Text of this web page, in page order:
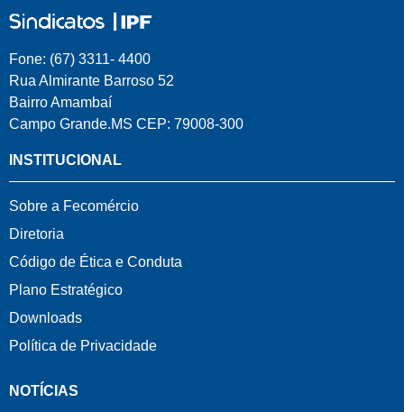
Fone: (67) 3311- 4400
Rua Almirante Barroso 52
Bairro Amambaí
Campo Grande.MS CEP: 79008-300
INSTITUCIONAL
Sobre a Fecomércio
Diretoria
Código de Ética e Conduta
Plano Estratégico
Downloads
Política de Privacidade
NOTÍCIAS